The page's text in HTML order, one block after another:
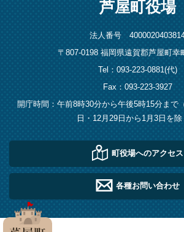
芦屋町役場
法人番号
〒807-0198 福岡県遠賀郡芦屋町幸
Tel：093-223-0881(代)
Fax：093-223-3927
開庁時間：午前8時30分から午後5時15分まで
日・12月29日から1月3日を除
町役場へのアクセス
各種お問い合わせ